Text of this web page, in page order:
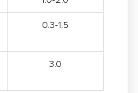
0.3-1.5
3.0